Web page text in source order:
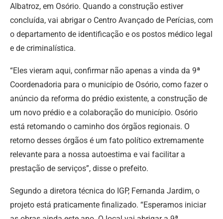
Albatroz, em Osório. Quando a construção estiver
concluída, vai abrigar o Centro Avançado de Perícias, com
o departamento de identificação e os postos médico legal
e de criminalística.
“Eles vieram aqui, confirmar não apenas a vinda da 9ª
Coordenadoria para o município de Osório, como fazer o
anúncio da reforma do prédio existente, a construção de
um novo prédio e a colaboração do município. Osório
está retomando o caminho dos órgãos regionais. O
retorno desses órgãos é um fato político extremamente
relevante para a nossa autoestima e vai facilitar a
prestação de serviços”, disse o prefeito.
Segundo a diretora técnica do IGP, Fernanda Jardim, o
projeto está praticamente finalizado. “Esperamos iniciar